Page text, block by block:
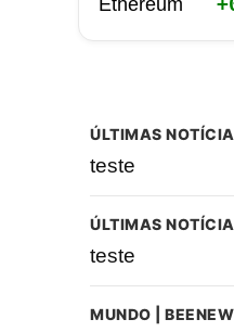
Ethereum
ÚLTIMAS
teste
ÚLTIMAS
teste
MUNDO |